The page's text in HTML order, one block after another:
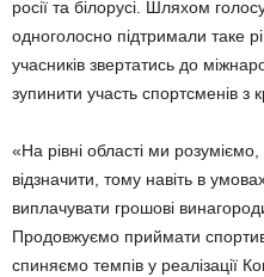
росії та білорусі. Шляхом
одноголосно підтримали таке
учасників звертатись до
зупинити участь спортсменів з
«На рівні області ми
відзначити, тому навіть в
виплачувати грошові
Продовжуємо приймати
спиняємо темпів у реалізації